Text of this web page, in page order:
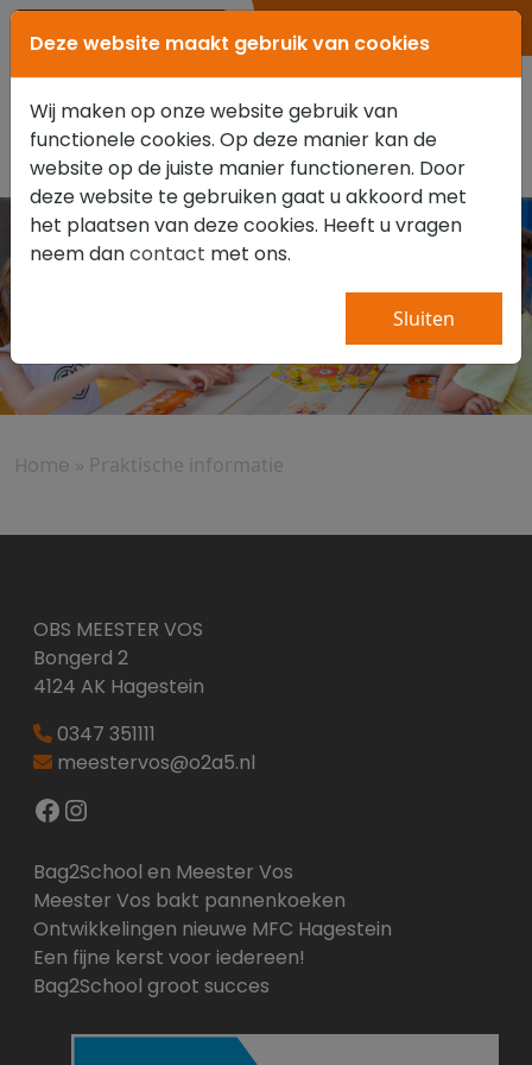
0347 351 111
Praktische informatie
Home » Praktische informatie
OBS MEESTER VOS
Bongerd 2
4124 AK Hagestein
0347 351111
meestervos@o2a5.nl
Facebook Instagram
Bag2School en Meester Vos
Meester Vos bakt pannenkoeken
Ontwikkelingen nieuwe MFC Hagestein
Een fijne kerst voor iedereen!
Bag2School groot succes
Deze website maakt gebruik van cookies
Wij maken op onze website gebruik van
functionele cookies. Op deze manier kan de
website op de juiste manier functioneren. Door
deze website te gebruiken gaat u akkoord met
het plaatsen van deze cookies. Heeft u vragen
neem dancontact met ons.
Sluiten